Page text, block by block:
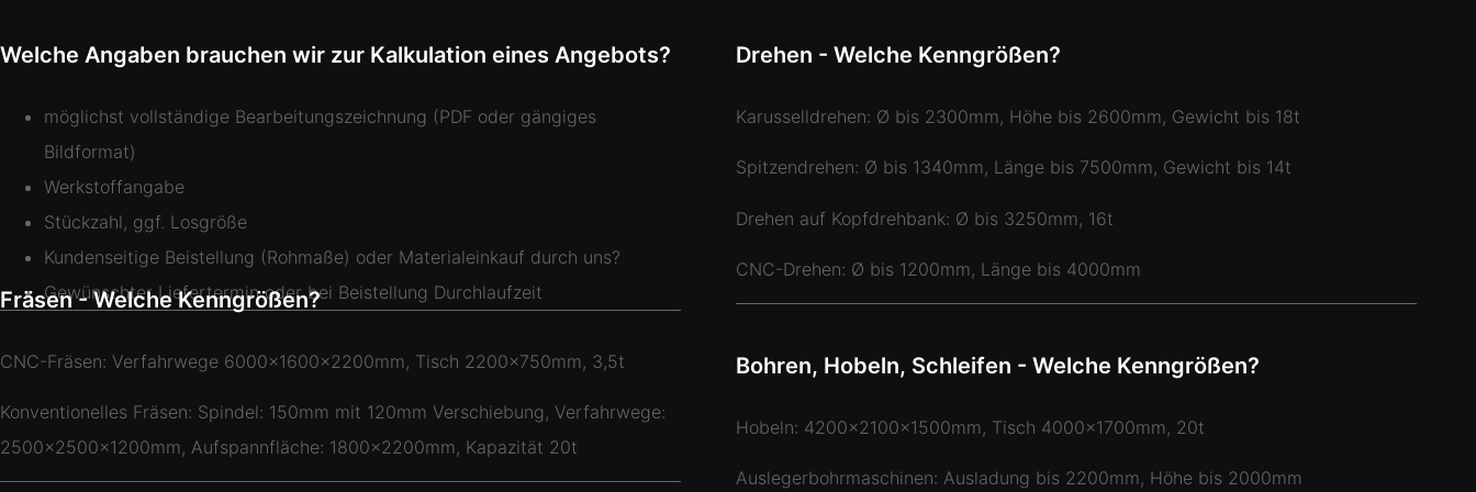
Welche Angaben brauchen wir zur Kalkulation eines Angebots?
möglichst vollständige Bearbeitungszeichnung (PDF oder gängiges
Bildformat)
Werkstoffangabe
Stückzahl, ggf. Losgröße
Kundenseitige Beistellung (Rohmaße) oder Materialeinkauf durch uns?
Gewünschter Liefertermin oder bei Beistellung Durchlaufzeit
Drehen - Welche Kenngrößen?
Karusselldrehen: Ø bis 2300mm, Höhe bis 2600mm, Gewicht bis 18t
Spitzendrehen: Ø bis 1340mm, Länge bis 7500mm, Gewicht bis 14t
Drehen auf Kopfdrehbank: Ø bis 3250mm, 16t
CNC-Drehen: Ø bis 1200mm, Länge bis 4000mm
Fräsen - Welche Kenngrößen?
CNC-Fräsen: Verfahrwege 6000x1600x2200mm, Tisch 2200x750mm, 3,5t
Konventionelles Fräsen: Spindel: 150mm mit 120mm Verschiebung, Verfahrwege:
2500x2500x1200mm, Aufspannfläche: 1800x2200mm, Kapazität 20t
Bohren, Hobeln, Schleifen - Welche Kenngrößen?
Hobeln: 4200x2100x1500mm, Tisch 4000x1700mm, 20t
Auslegerbohrmaschinen: Ausladung bis 2200mm, Höhe bis 2000mm